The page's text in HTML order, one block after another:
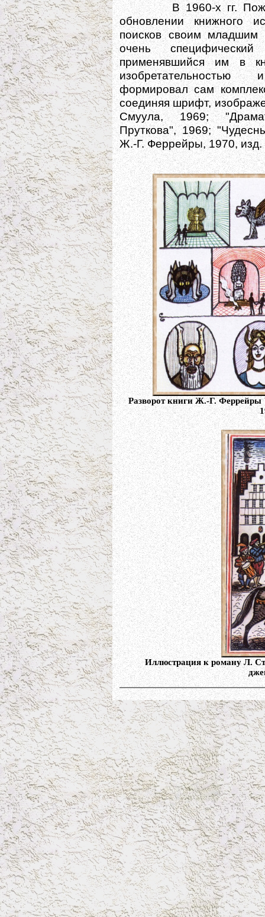
В 1960-х гг.
обновлении книжного
поисков своим
очень
применявшийся им в
формировал сам
соединяя шрифт,
Смуула, 1969;
Пруткова", 1969;
Ж.-Г. Феррейры, 1970, изд.
Разворот книги Ж.-Г.
Иллюстрация к роману Л.